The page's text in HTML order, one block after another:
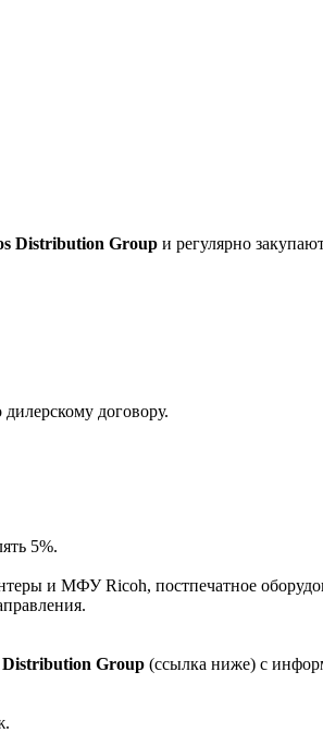
Distribution Group и регулярно
договору.
5%.
и МФУ Ricoh, постпечатное
Group (ссылка ниже) с